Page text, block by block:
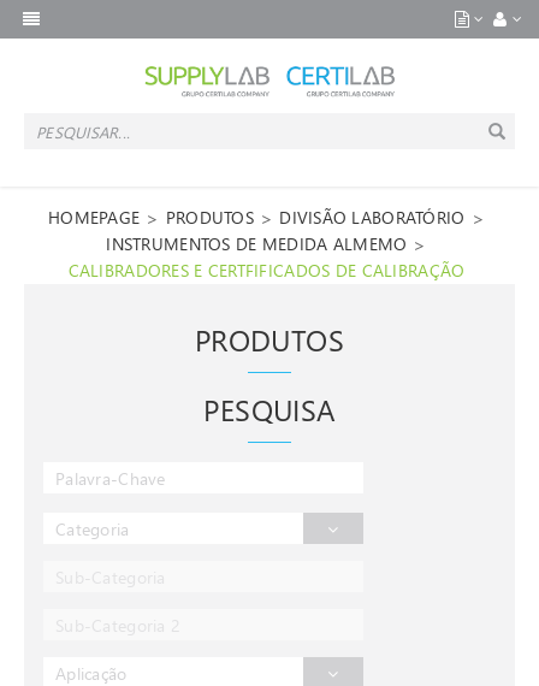
HOMEPAGE > PRODUTOS > DIVISÃO LABORATÓRIO >
INSTRUMENTOS DE MEDIDA ALMEMO >
CALIBRADORES E CERTFIFICADOS DE CALIBRAÇÃO
PRODUTOS
PESQUISA
Categoria
Aplicação